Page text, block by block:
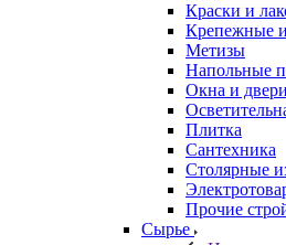
Краски и
Крепежные
Метизы
Напольные
Окна и двери
Плитка
Сантехника
Столярные
Прочие
Сырье